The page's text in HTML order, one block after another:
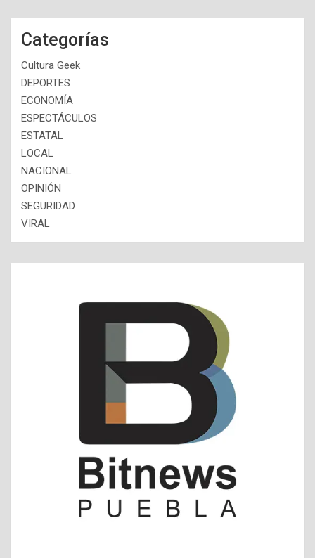
Categorías
Cultura Geek
DEPORTES
ECONOMÍA
ESPECTÁCULOS
ESTATAL
LOCAL
NACIONAL
OPINIÓN
SEGURIDAD
VIRAL